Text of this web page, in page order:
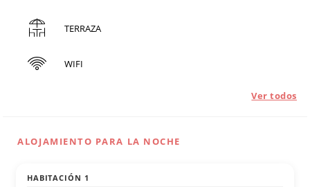
TERRAZA
WIFI
Ver todos
ALOJAMIENTO PARA LA NOCHE
HABITACIÓN 1